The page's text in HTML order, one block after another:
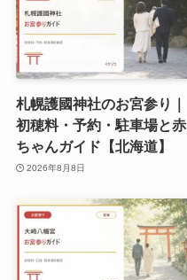
札幌護國神社のお宮参り｜
初穂料・予約・駐車場と赤
ちゃんガイド【北海道】
2026年8月8日